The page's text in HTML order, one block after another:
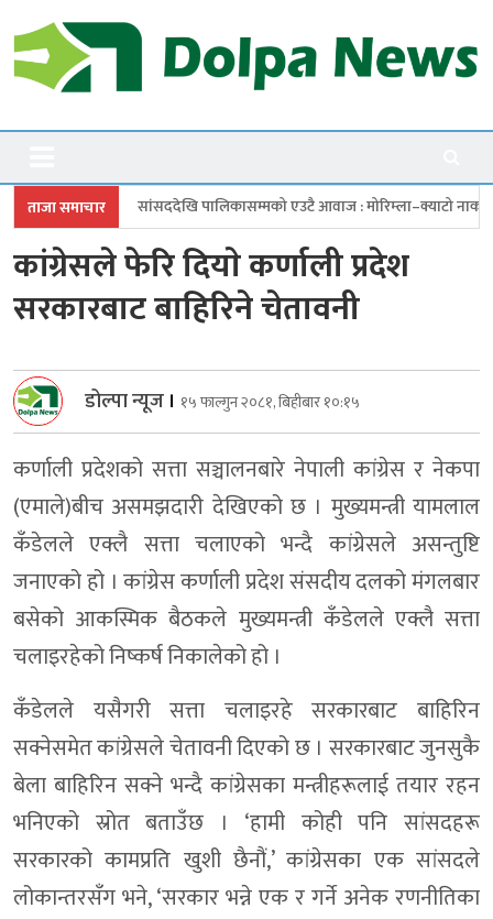
to
content
Dolpanews
ताजा समाचार
पालिकासम्मको एउटै आवाज : मोरिम्ला–क्याटो नाका तत्काल खोल चारबुँदे
कांग्रेसले फेरि दियाे कर्णाली प्रदेश
सरकारबाट बाहिरिने चेतावनी
डोल्पा न्यूज । १५ फाल्गुन २०८१, बिहीबार १०:१५
कर्णाली प्रदेशको सत्ता सञ्चालनबारे नेपाली कांग्रेस र नेकपा
(एमाले)बीच असमझदारी देखिएको छ । मुख्यमन्त्री यामलाल
कँडेलले एक्लै सत्ता चलाएको भन्दै कांग्रेसले असन्तुष्टि
जनाएको हो । कांग्रेस कर्णाली प्रदेश संसदीय दलको मंगलबार
बसेको आकस्मिक बैठकले मुख्यमन्त्री कँडेलले एक्लै सत्ता
चलाइरहेको निष्कर्ष निकालेको हो ।
कँडेलले यसैगरी सत्ता चलाइरहे सरकारबाट बाहिरिन
सक्नेसमेत कांग्रेसले चेतावनी दिएको छ । सरकारबाट जुनसुकै
बेला बाहिरिन सक्ने भन्दै कांग्रेसका मन्त्रीहरूलाई तयार रहन
भनिएको स्रोत बताउँछ । ‘हामी कोही पनि सांसदहरू
सरकारको कामप्रति खुशी छैनौं,’ कांग्रेसका एक सांसदले
लोकान्तरसँग भने, ‘सरकार भन्ने एक र गर्ने अनेक रणनीतिका